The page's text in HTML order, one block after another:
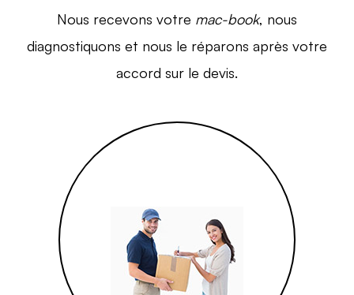
Nous recevons votre mac-book, nous
diagnostiquons et nous le réparons après votre
accord sur le devis.